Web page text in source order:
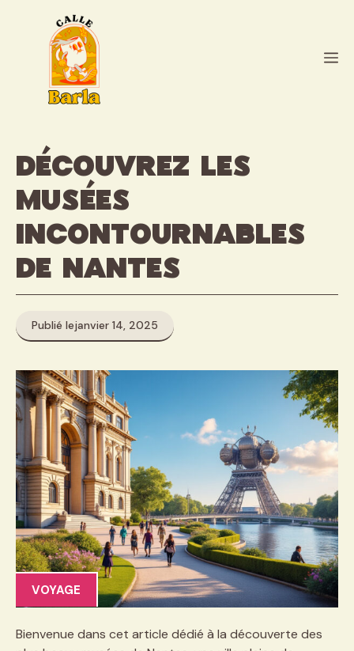
Découvrez les
musées
incontournables
de Nantes
Publié lejanvier 14, 2025
VOYAGE
Bienvenue dans cet article dédié à la découverte des